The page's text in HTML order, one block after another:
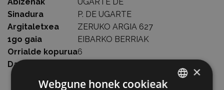
Sinadura
P. DE UGARTE
Argitaletxea
ZERUKO ARGIA 627
1go gaia
EIBARKO BERRIAK
Orrialde kopurua6
Data
×
Webgune honek cookieak